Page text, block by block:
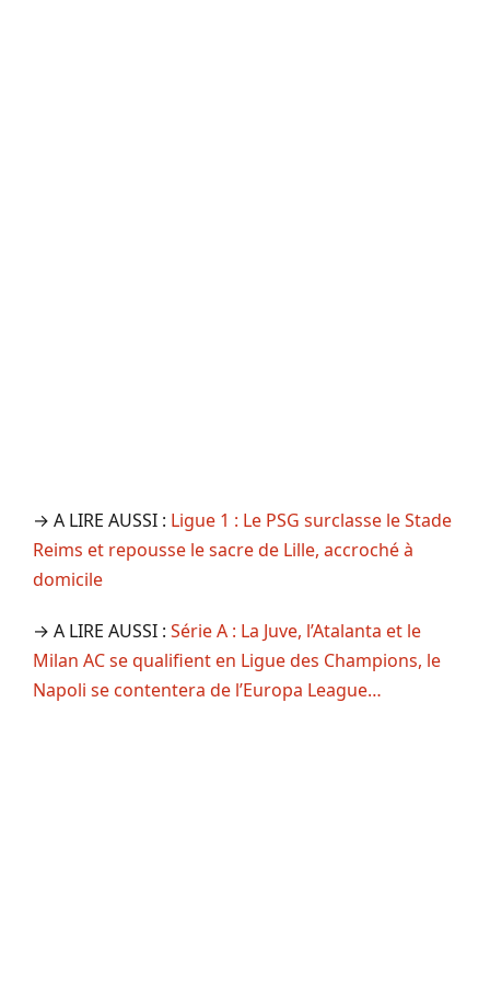
→ A LIRE AUSSI : Ligue 1 : Le PSG surclasse le Stade
Reims et repousse le sacre de Lille, accroché à
domicile
→ A LIRE AUSSI : Série A : La Juve, l’Atalanta et le
Milan AC se qualifient en Ligue des Champions, le
Napoli se contentera de l’Europa League…